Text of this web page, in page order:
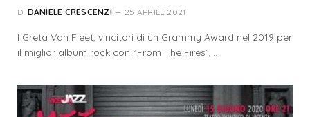
DI DANIELE CRESCENZI 25 APRILE 2021
I Greta Van Fleet, vincitori di un Grammy Award nel 2019 per
il miglior album rock con “From The Fires”,…